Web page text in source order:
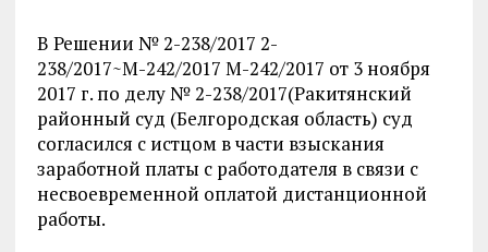
В Решении № 2-238/2017 2-
238/2017~М-242/2017 М-242/2017 от 3 ноября
2017 г. по делу № 2-238/2017(Ракитянский
районный суд (Белгородская область) суд
согласился с истцом в части взыскания
заработной платы с работодателя в связи с
несвоевременной оплатой дистанционной
работы.